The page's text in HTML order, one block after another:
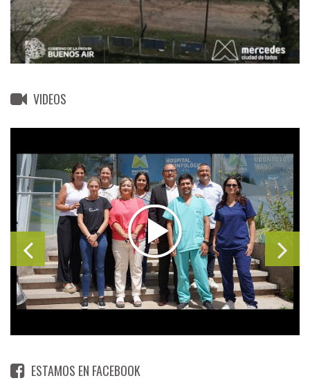
VIDEOS
ESTAMOS EN FACEBOOK